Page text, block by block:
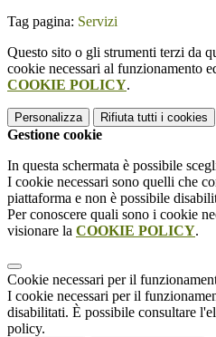
Tag pagina: Servizi
Questo sito o gli strumenti terzi da
cookie necessari al funzionamento
COOKIE POLICY.
Personalizza Rifiuta tutti i cookies
Gestione cookie
In questa schermata è possibile
I cookie necessari sono quelli che
piattaforma e non è possibile
Per conoscere quali sono i cookie
visionare la COOKIE POLICY.
Cookie necessari per il
I cookie necessari per il
disabilitati. È possibile consultare
policy.